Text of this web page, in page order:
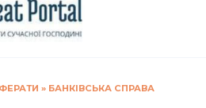
» БАНКІВСЬКА СПРАВА